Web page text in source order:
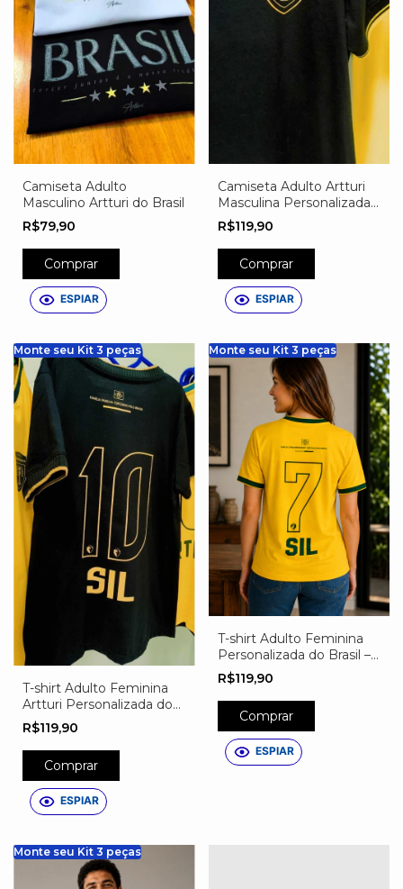
Camiseta Adulto
Masculino Artturi do Brasil
R$79,90
Comprar
ESPIAR
Camiseta Adulto Artturi
Masculina Personalizada
do Brasil – Nome,
Número e Escudo
Exclusivo Preta
R$119,90
Comprar
ESPIAR
Monte seu Kit 3 peças
T-shirt Adulto Feminina
Artturi Personalizada do
Brasil – Nome, Número e
Escudo Exclusivo Preta
R$119,90
Comprar
ESPIAR
Monte seu Kit 3 peças
T-shirt Adulto Feminina
Personalizada do Brasil –
Nome, Número e Escudo
Exclusivo
R$119,90
Comprar
ESPIAR
Monte seu Kit 3 peças